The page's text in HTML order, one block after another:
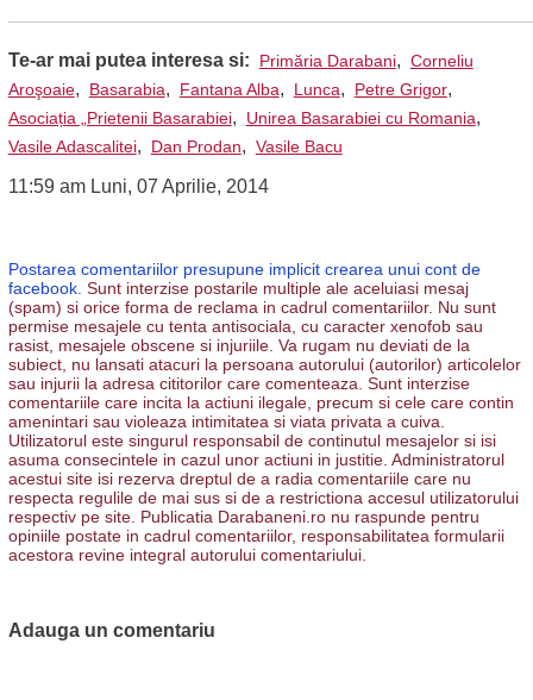
Te-ar mai putea interesa si: Primăria Darabani, Corneliu
Aroşoaie, Basarabia, Fantana Alba, Lunca, Petre Grigor,
Asociația „Prietenii Basarabiei, Unirea Basarabiei cu Romania,
Vasile Adascalitei, Dan Prodan, Vasile Bacu
11:59 am Luni, 07 Aprilie, 2014
Postarea comentariilor presupune implicit crearea unui cont de
facebook. Sunt interzise postarile multiple ale aceluiasi mesaj
(spam) si orice forma de reclama in cadrul comentariilor. Nu sunt
permise mesajele cu tenta antisociala, cu caracter xenofob sau
rasist, mesajele obscene si injuriile. Va rugam nu deviati de la
subiect, nu lansati atacuri la persoana autorului (autorilor) articolelor
sau injurii la adresa cititorilor care comenteaza. Sunt interzise
comentariile care incita la actiuni ilegale, precum si cele care contin
amenintari sau violeaza intimitatea si viata privata a cuiva.
Utilizatorul este singurul responsabil de continutul mesajelor si isi
asuma consecintele in cazul unor actiuni in justitie. Administratorul
acestui site isi rezerva dreptul de a radia comentariile care nu
respecta regulile de mai sus si de a restrictiona accesul utilizatorului
respectiv pe site. Publicatia Darabaneni.ro nu raspunde pentru
opiniile postate in cadrul comentariilor, responsabilitatea formularii
acestora revine integral autorului comentariului.
Adauga un comentariu